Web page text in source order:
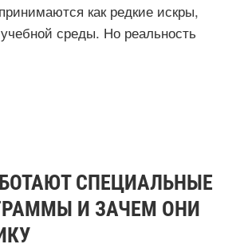
как редкие искры,
среды. Но реальность
СПЕЦИАЛЬНЫЕ
И ЗАЧЕМ ОНИ